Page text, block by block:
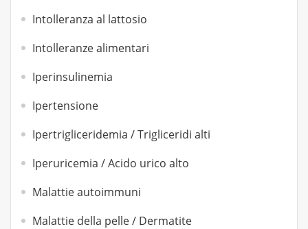
Intolleranza al lattosio
Intolleranze alimentari
Iperinsulinemia
Ipertensione
Ipertrigliceridemia / Trigliceridi alti
Iperuricemia / Acido urico alto
Malattie autoimmuni
Malattie della pelle / Dermatite